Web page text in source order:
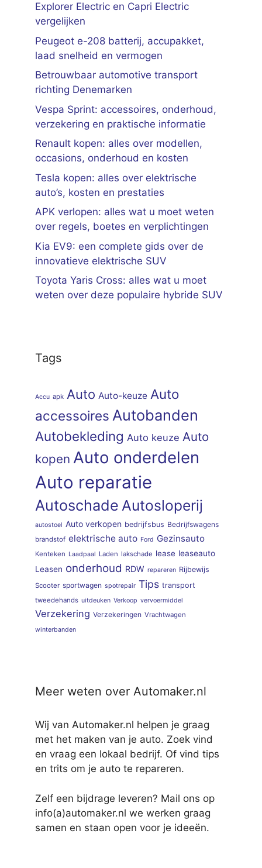
Explorer Electric en Capri Electric
vergelijken
Peugeot e-208 batterij, accupakket,
laad snelheid en vermogen
Betrouwbaar automotive transport
richting Denemarken
Vespa Sprint: accessoires, onderhoud,
verzekering en praktische informatie
Renault kopen: alles over modellen,
occasions, onderhoud en kosten
Tesla kopen: alles over elektrische
auto’s, kosten en prestaties
APK verlopen: alles wat u moet weten
over regels, boetes en verplichtingen
Kia EV9: een complete gids over de
innovatieve elektrische SUV
Toyota Yaris Cross: alles wat u moet
weten over deze populaire hybride SUV
Tags
Accu apk Auto Auto-keuze Auto
accessoires Autobanden
Autobekleding Auto keuze Auto
kopen Auto onderdelen
Auto reparatie
Autoschade Autosloperij
autostoel Auto verkopen bedrijfsbus Bedrijfswagens
brandstof elektrische auto Ford Gezinsauto
Kenteken Laadpaal Laden lakschade lease leaseauto
Leasen onderhoud RDW repareren Rijbewijs
Scooter sportwagen spotrepair Tips transport
tweedehands uitdeuken Verkoop vervoermiddel
Verzekering Verzekeringen Vrachtwagen
winterbanden
Meer weten over Automaker.nl
Wij van Automaker.nl helpen je graag
met het maken van je auto. Zoek vind
en vraag een lokaal bedrijf. Of vind tips
en trits om je auto te repareren.
Zelf een bijdrage leveren? Mail ons op
info(a)automaker.nl we werken graag
samen en staan open voor je ideeën.